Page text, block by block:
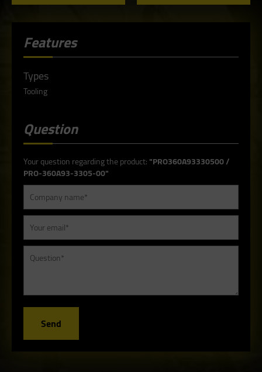
Features
Types
Tooling
Question
Your question regarding the product:"PRO360A93330500 /
PRO-360A93-3305-00"
Send